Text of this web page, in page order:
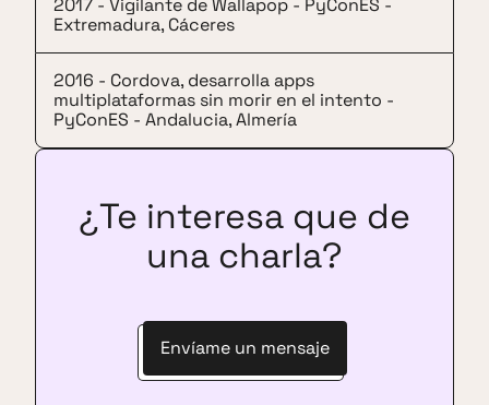
2017 - Vigilante de Wallapop - PyConES -
Extremadura, Cáceres
2016 - Cordova, desarrolla apps
multiplataformas sin morir en el intento -
PyConES - Andalucia, Almería
¿Te interesa que de
una charla?
Envíame un mensaje